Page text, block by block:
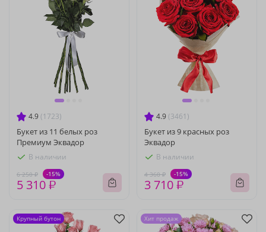
4.9 (1723)
Букет из 11 белых роз
Премиум Эквадор
В наличии
6 250 ₽ -15%
5 310 ₽
4.9 (3461)
Букет из 9 красных роз
Эквадор
В наличии
4 360 ₽ -15%
3 710 ₽
Крупный бутон Хит продаж